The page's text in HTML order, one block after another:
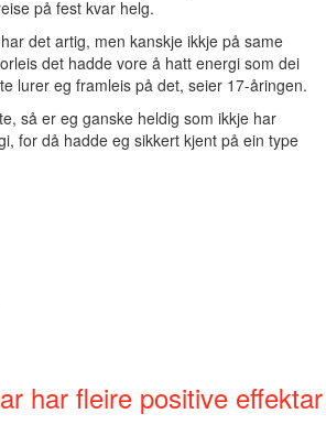
på fest kvar helg.
det artig, men kanskje ikkje på same
det hadde vore å hatt energi som dei
lurer eg framleis på det, seier 17-åringen.
så er eg ganske heldig som ikkje har
for då hadde eg sikkert kjent på ein type
har fleire positive effektar